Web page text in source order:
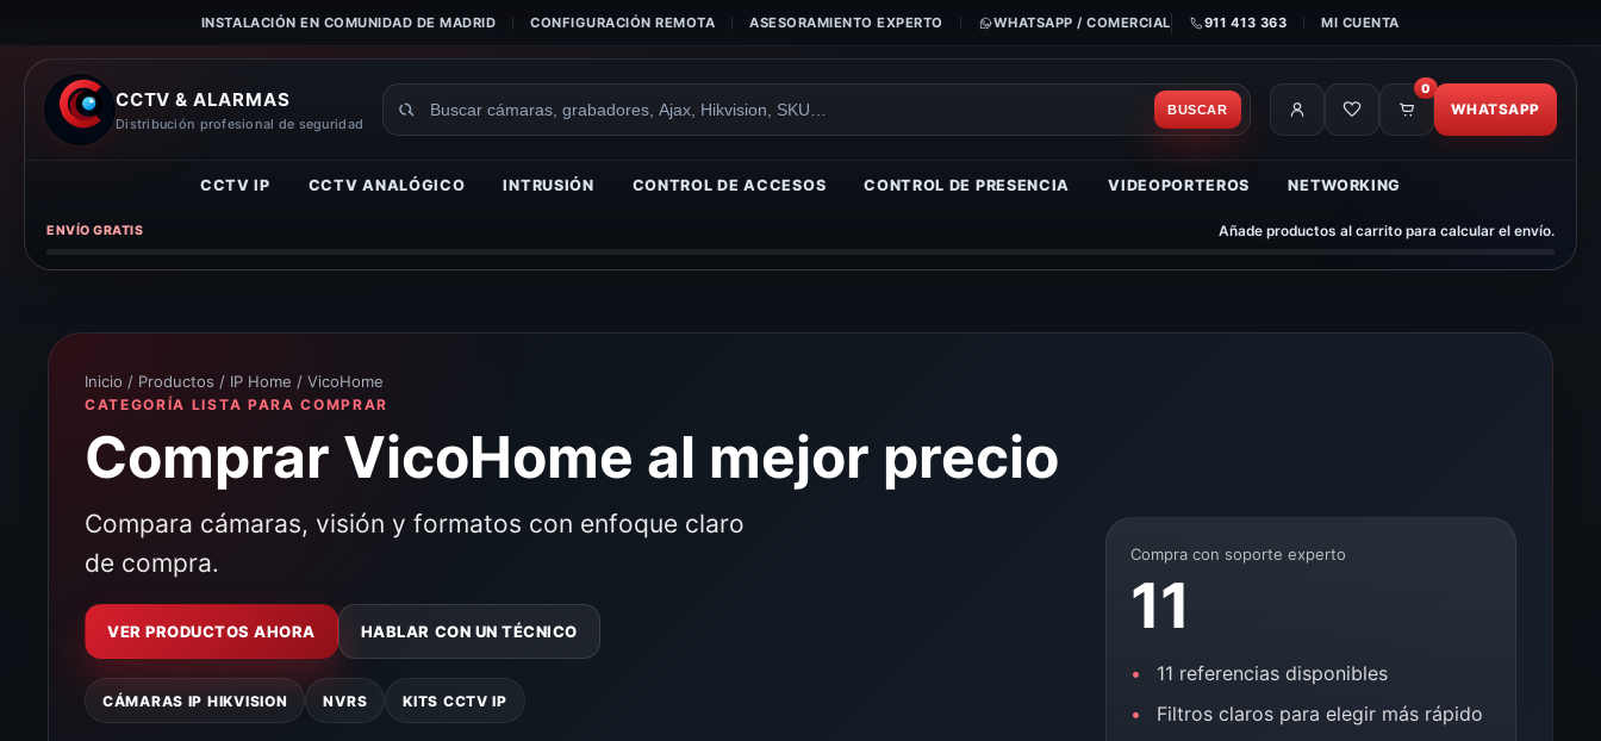
INSTALACIÓN EN COMUNIDAD DE MADRID CONFIGURACIÓN REMOTA ASESORAMIENTO EXPERTO WHATSAPP / COMERCIAL 911 413 363 MI CUENTA
CCTV & ALARMAS
Distribución profesional de seguridad
Buscar
BUSCAR
0
WHATSAPP
CCTV IP CCTV ANALÓGICO INTRUSIÓN CONTROL DE ACCESOS CONTROL DE PRESENCIA VIDEOPORTEROS NETWORKING
ENVÍO GRATIS Añade productos al carrito para calcular el envío.
Inicio / Productos / IP Home / VicoHome
CATEGORÍA LISTA PARA COMPRAR
Comprar VicoHome al mejor precio
Compara cámaras, visión y formatos con enfoque claro
de compra.
VER PRODUCTOS AHORA HABLAR CON UN TÉCNICO
CÁMARAS IP HIKVISION NVRS KITS CCTV IP
Compra con soporte experto
11
11 referencias disponibles
Filtros claros para elegir más rápido